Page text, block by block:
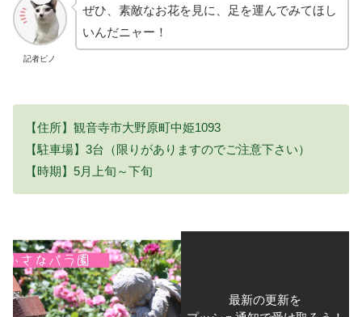
記者ピノ
ぜひ、素敵なお花を見に、足を運んでみてほし
いんだニャー！
【住所】観音寺市大野原町中姫1093
【駐車場】3台（限りがありますのでご注意下さい）
【時期】5月上旬～下旬
最新の更新を